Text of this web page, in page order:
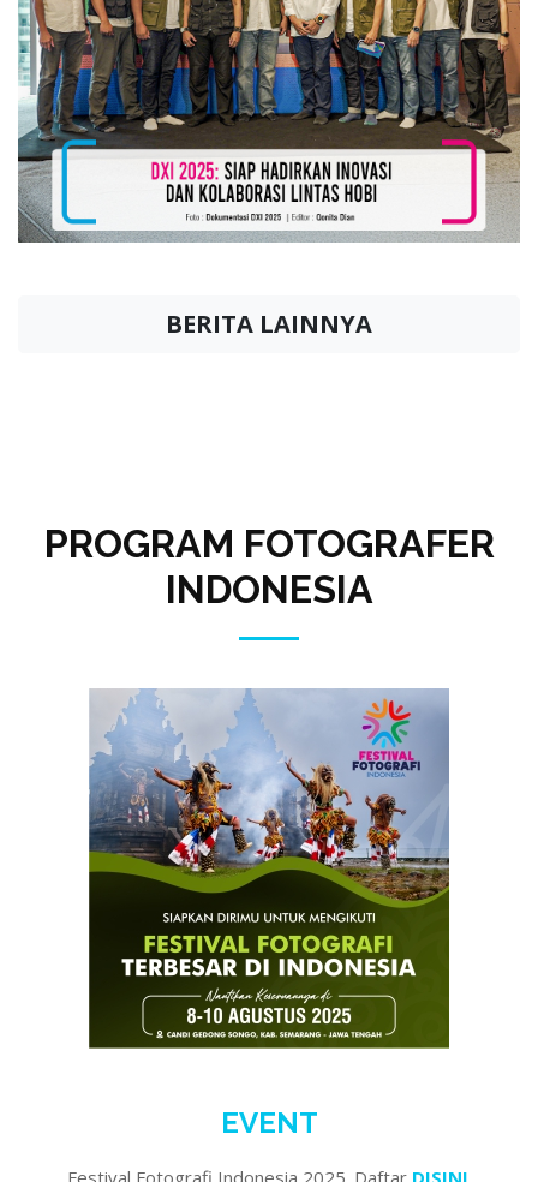
BERITA LAINNYA
PROGRAM FOTOGRAFER
INDONESIA
EVENT
Festival Fotografi Indonesia 2025. Daftar DISINI